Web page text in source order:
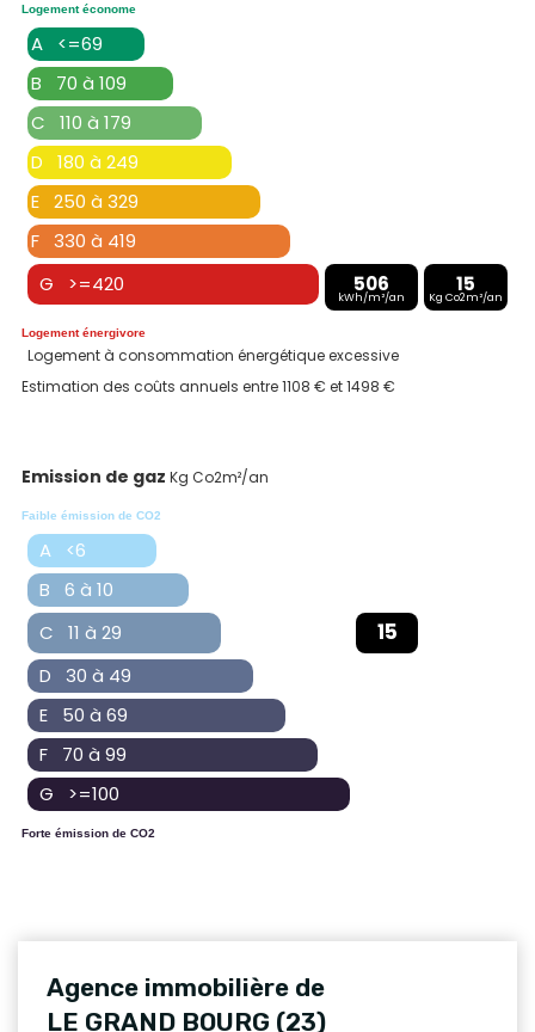
Logement économe
A <=69
B 70 à 109
C 110 à 179
D 180 à 249
E 250 à 329
F 330 à 419
G >=420
506
kWh/m²/an
15
Kg Co2m²/an
Logement énergivore
Logement à consommation énergétique excessive
Estimation des coûts annuels entre 1108 € et 1498 €
Emission de gaz Kg Co2m²/an
Faible émission de CO2
A <6
B 6 à 10
C 11 à 29
15
D 30 à 49
E 50 à 69
F 70 à 99
G >=100
Forte émission de CO2
Agence immobilière de
LE GRAND BOURG (23)